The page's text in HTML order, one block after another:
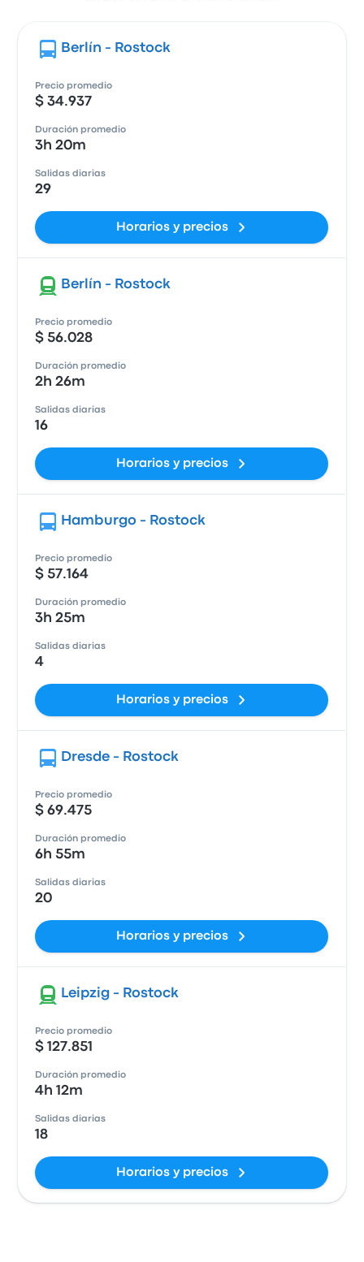
Berlín - Rostock
Precio promedio
$ 34.937
Duración promedio
3h 20m
Salidas diarias
29
Horarios y precios
Berlín - Rostock
Precio promedio
$ 56.028
Duración promedio
2h 26m
Salidas diarias
16
Horarios y precios
Hamburgo - Rostock
Precio promedio
$ 57.164
Duración promedio
3h 25m
Salidas diarias
4
Horarios y precios
Dresde - Rostock
Precio promedio
$ 69.475
Duración promedio
6h 55m
Salidas diarias
20
Horarios y precios
Leipzig - Rostock
Precio promedio
$ 127.851
Duración promedio
4h 12m
Salidas diarias
18
Horarios y precios